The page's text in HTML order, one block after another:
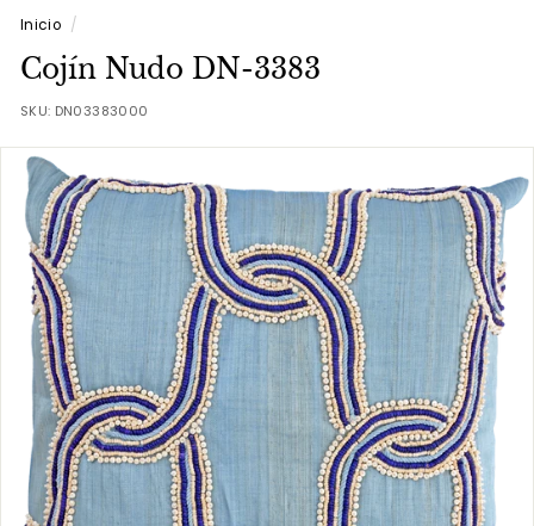
o
r
a
d
o
Inicio /
Cojín Nudo DN-3383
SKU: DN03383000